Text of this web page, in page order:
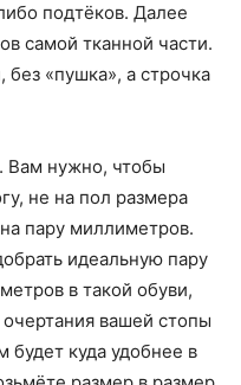
подтёков. Далее
самой тканной части.
«пушка», а строчка
Вам нужно, чтобы
не на пол размера
пару миллиметров.
идеальную пару
в такой обуви,
вашей стопы
куда удобнее в